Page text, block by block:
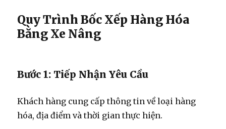
Quy Trình Bốc Xếp Hàng Hóa
Bằng Xe Nâng
Bước 1: Tiếp Nhận Yêu Cầu
Khách hàng cung cấp thông tin về loại hàng
hóa, địa điểm và thời gian thực hiện.